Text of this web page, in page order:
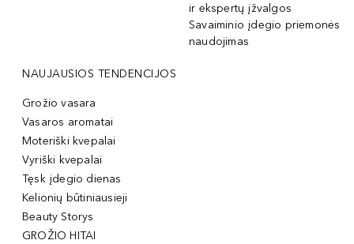
ir ekspertų įžvalgos
Savaiminio įdegio priemonės
naudojimas
NAUJAUSIOS TENDENCIJOS
Grožio vasara
Vasaros aromatai
Moteriški kvepalai
Vyriški kvepalai
Tęsk įdegio dienas
Kelionių būtiniausieji
Beauty Storys
GROŽIO HITAI